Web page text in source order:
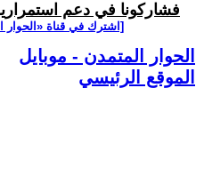
فشاركونا في دعم
[اشترك في قناة ‫«الحوار
الحوار المتمدن - موبايل
الموقع الرئيسي